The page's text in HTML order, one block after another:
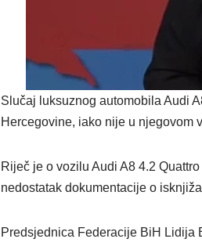
Slučaj luksuznog automobila Audi
Hercegovine, iako nije u njegovom
Riječ je o vozilu Audi A8 4.2
nedostatak dokumentacije o
Predsjednica Federacije BiH Lidija